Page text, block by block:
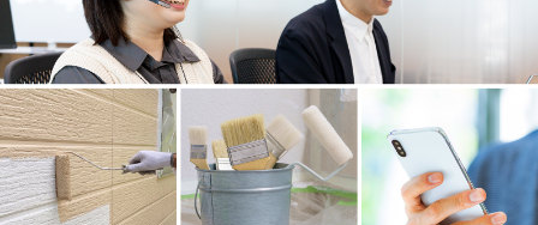
工事保険
ご近所トラブルに
雨漏り修繕